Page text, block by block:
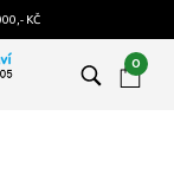
KČ
0